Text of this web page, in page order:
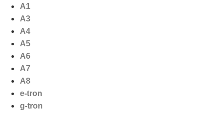
naar
inhoud
A1
A3
A4
A5
A6
A7
A8
e-tron
g-tron